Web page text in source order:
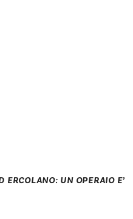
ERCOLANO: UN OPERAIO E’